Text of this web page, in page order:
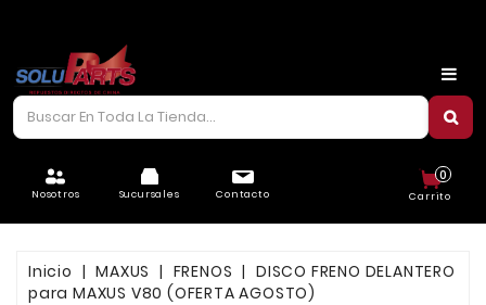
Nosotros Sucursales Contacto Carrito
0
CARROCERÍA
ELÉCTRICO
FRENOS
Inicio MAXUS FRENOS
DISCO FRENO DELANTERO
para MAXUS V80 (OFERTA AGOSTO)